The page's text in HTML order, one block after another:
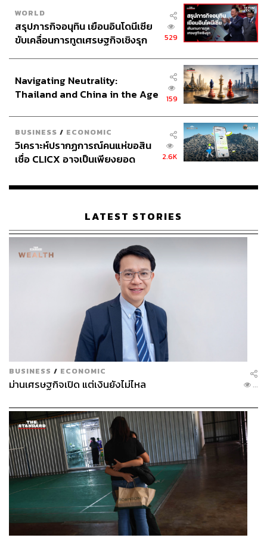
WORLD
สรุปภารกิจอนุทิน เยือนอินโดนีเซีย
ขับเคลื่อนการทูตเศรษฐกิจเชิงรุก
529
Navigating Neutrality:
Thailand and China in the Age
159
BUSINESS / ECONOMIC
วิเคราะห์ปรากฏการณ์คนแห่ขอสิน
เชื่อ CLICX อาจเป็นเพียงยอด
เรือนไทยที่ถูกซุกไว้
2.6K
LATEST STORIES
BUSINESS / ECONOMIC
ม่านเศรษฐกิจเปิด แต่เงินยังไม่ไหล ...